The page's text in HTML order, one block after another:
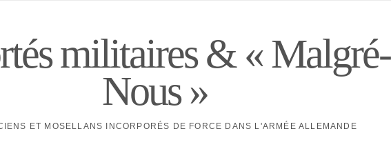
militaires & « Malgré-
Nous »
ET MOSELLANS INCORPORÉS DE FORCE DANS L'ARMÉE ALLEMANDE